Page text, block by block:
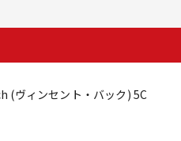
(ヴィンセント・バック) 5C